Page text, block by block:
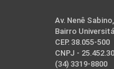
Av. Nenê
Bairro
CEP. 38.055-500
CNPJ -
(34) 3319-8800